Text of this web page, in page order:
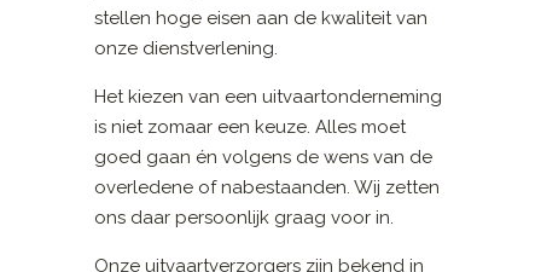
stellen hoge eisen aan de kwaliteit van
onze dienstverlening.
Het kiezen van een uitvaartonderneming
is niet zomaar een keuze. Alles moet
goed gaan én volgens de wens van de
overledene of nabestaanden. Wij zetten
ons daar persoonlijk graag voor in.
Onze uitvaartverzorgers zijn bekend in